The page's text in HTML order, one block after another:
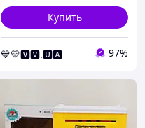
Купить
💙💛🆅🆅.🆄🅰 97%